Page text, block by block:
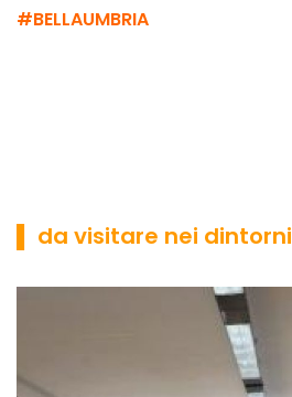
#BELLAUMBRIA
▌ da visitare nei dintorni